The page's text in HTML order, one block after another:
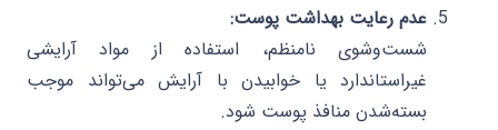
عدم رعایت بهداشت پوست:
شست‌وشوی نامنظم، استفاده از مواد آرایشی
غیراستاندارد یا خوابیدن با آرایش می‌تواند موجب
بسته‌شدن منافذ پوست شود.